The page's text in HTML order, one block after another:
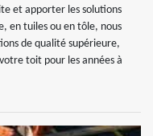
et apporter les solutions
en tuiles ou en tôle, nous
de qualité supérieure,
toit pour les années à